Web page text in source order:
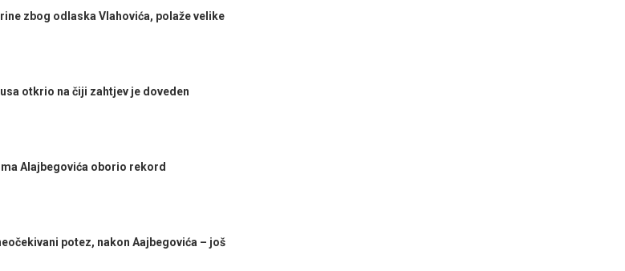
zbog odlaska Vlahovića, polaže velike
otkrio na čiji zahtjev je doveden
Alajbegovića oborio rekord
potez, nakon Aajbegovića – još